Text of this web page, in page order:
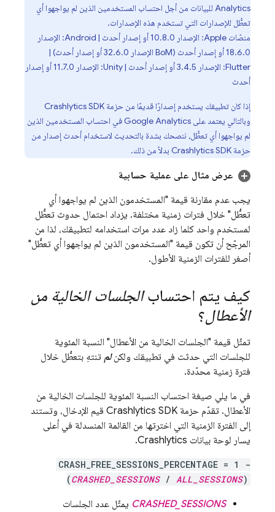
Analytics للبيانات من أجل احتساب المستخدمين الذين لم يواجهوا أي
تعطُّل للإصدارات التي تستخدم هذه الإصدارات.
منصّات Apple: الإصدار 10.8.0 أو إصدار أحدث | Android: الإصدار
18.6.0 أو إصدار أحدث (
BoM
الإصدار 32.6.0 أو إصدار أحدث) |
Flutter: الإصدار 3.4.5 أو إصدار أحدث | Unity: الإصدار 11.7.0 أو إصدار
أحدث
إذا كان تطبيقك يستخدم إصدارًا قديمًا من حزمة CrashlyticsSDK
وبالتالي يعتمد على Google Analytics في احتساب المستخدمين الذين
لم يواجهوا أي تعطُّل، ننصحك بشدة بالتحديث لاستخدام أحدث إصدار من
حزمة
CrashlyticsSDK بدلاً من ذلك.
عرض مثال على عملية حسابية
يجب عدم مقارنة قيمة "المستخدمون الذين لم يواجهوا أي
تعطُّل" خلال فترات زمنية مختلفة. يزداد احتمال حدوث تعطُّل
لمستخدم واحد كلما زاد عدد مرات استخدامه لتطبيقك، لذا من
المرجّح أن تكون قيمة "المستخدمون الذين لم يواجهوا أي تعطُّل"
أصغر للفترات الزمنية الأطول.
كيف يتم احتسابالجلسات الخالية من
الأعطال؟
تمثّل قيمة "الجلسات الخالية من الأعطال" النسبة المئوية
للجلسات التي حدثت في تطبيقك ولكنلم تنتهِ بتعطُّل خلال
فترة زمنية محدّدة.
في ما يلي صيغة احتساب النسبة المئوية للجلسات الخالية من
الأعطال. تقدّم حزمة
Crashlytics SDK قيم الإدخال، وتستند
إلى الفترة الزمنية التي اخترتها من القائمة المنسدلة في أعلى
يسار لوحة بيانات Crashlytics
.
CRASH_FREE_SESSIONS_PERCENTAGE = 1 -
(CRASHED_SESSIONS/ ALL_SESSIONS)
CRASHED_SESSIONS يمثّل عدد الجلسات